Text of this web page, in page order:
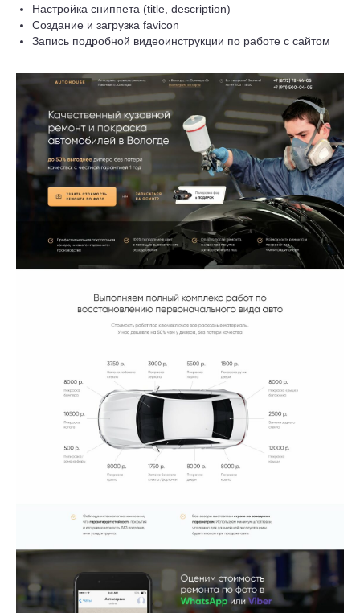
Настройка сниппета (title, description)
Создание и загрузка favicon
Запись подробной видеоинструкции по работе с сайтом